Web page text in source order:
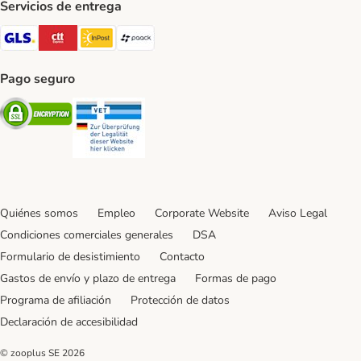
Servicios de entrega
GLS Shipping Method
CTTExpress Shipping Method
InPost Shipping Method
paack Shipping Method
Pago seguro
Security
Quiénes somos Empleo Corporate Website
Aviso Legal
Condiciones comerciales generales
DSA
Formulario de desistimiento
Contacto
Gastos de envío y plazo de entrega
Formas de pago
Programa de afiliación
Protección de datos
Declaración de accesibilidad
© zooplus SE 2026